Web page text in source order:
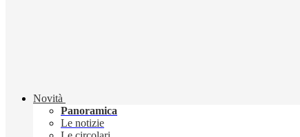
Novità
Panoramica
Le notizie